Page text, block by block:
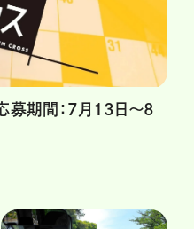
募期間：7月13日～8